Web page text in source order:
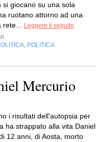
si giocano su una sola
ruotano attorno ad una
rete...
Leggere il seguito
POLITICA
Mercurio
i risultati dell'autopsia per
ha strappato alla vita Daniel
12 anni, di Aosta, morto